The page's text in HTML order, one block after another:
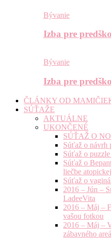
Bývanie
Izba pre
Bývanie
Izba pre
ČLÁNKY OD
SÚŤAŽE
AKTUÁLNE
UKONČENÉ
SÚŤAŽ O
Súťaž o návrh
Súťaž o
Súťaž o
liečbe
Súťaž o
2016 – Jún –
LadeeVita
2016 – Máj –
vašou fotkou
2016 – Máj –
zábavného